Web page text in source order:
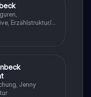
Erzählstruktur/-
Jenny